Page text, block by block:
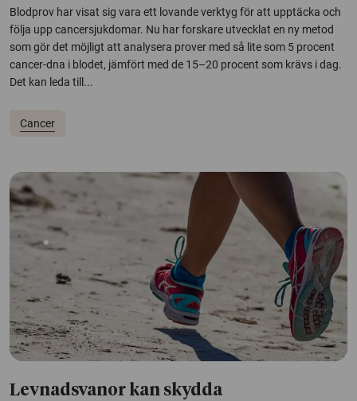
Blodprov har visat sig vara ett lovande verktyg för att upptäcka och
följa upp cancersjukdomar. Nu har forskare utvecklat en ny metod
som gör det möjligt att analysera prover med så lite som 5 procent
cancer-dna i blodet, jämfört med de 15–20 procent som krävs i dag.
Det kan leda till...
Cancer
Levnadsvanor kan skydda